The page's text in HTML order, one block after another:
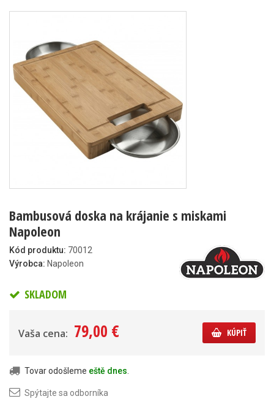
Bambusová doska na krájanie s miskami
Napoleon
Kód produktu: 70012
Výrobca: Napoleon
SKLADOM
Vaša cena: 79,00 € KÚPIŤ
Tovar odošleme eště dnes
Spýtajte sa odborníka